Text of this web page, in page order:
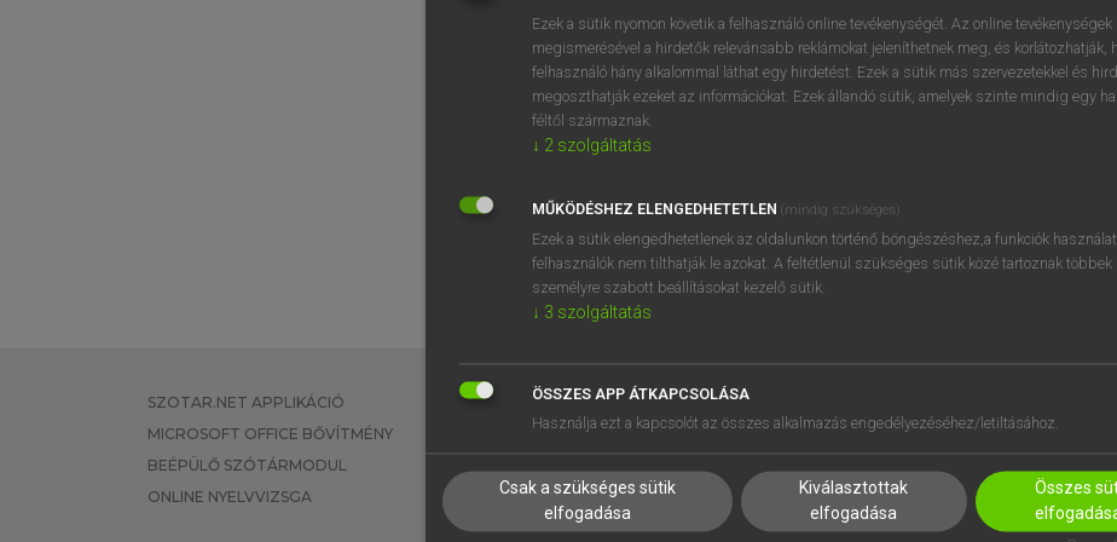
BELÉPÉS
próbaverziójának elindításához
regisztrálok ésbelépek.
REGISZTRÁCIÓ
SZOTAR.NET APPLIKÁCIÓ
MICROSOFT OFFICE BŐVÍTMÉNY
BEÉPÜLŐ SZÓTÁRMODUL
ONLINE NYELVVIZSGA
EGYÉNI FELHASZNÁLÓKNAK
TANULÓKNAK
VÁLLALATI MEGOLDÁSOK
SÚGÓ
RÓLUNK
SÜTI BEÁLLÍTÁSOK
Ezek a sütik nyomon követik a felhasználó online tevékenységét. Az online tevékenységek
megismerésével a hirdetők relevánsabb reklámokat jeleníthetnek meg, és korlátozhatják,
felhasználó hány alkalommal láthat egy hirdetést. Ezek a sütik más szervezetekkel és
megoszthatják ezeket az információkat. Ezek állandó sütik, amelyek szinte mindig egy
féltől származnak.
↓ 2 szolgáltatás
MŰKÖDÉSHEZ ELENGEDHETETLEN (mindig szükséges)
Ezek a sütik elengedhetetlenek az oldalunkon történő böngészéshez,a funkciók
felhasználók nem tilthatják le azokat. A feltétlenül szükséges sütik közé tartoznak többek
személyre szabott beállításokat kezelő sütik.
↓ 3 szolgáltatás
ÖSSZES APP ÁTKAPCSOLÁSA
Használja ezt a kapcsolót az összes alkalmazás engedélyezéséhez/letiltásához.
Csak a szükséges sütik
elfogadása
Kiválasztottak
elfogadása
Összes